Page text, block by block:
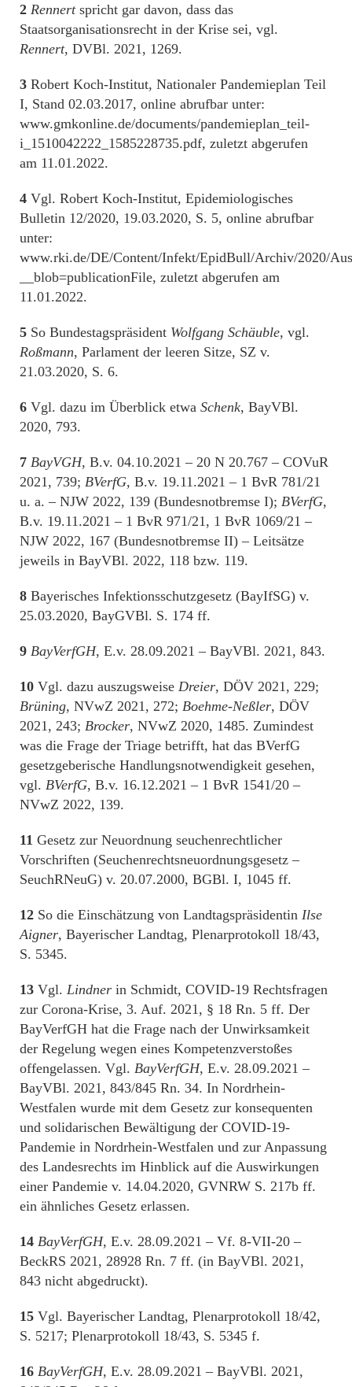
2 Rennert spricht gar davon, dass das
Staatsorganisationsrecht in der Krise sei, vgl.
Rennert, DVBl. 2021, 1269.
3 Robert Koch-Institut, Nationaler Pandemieplan Teil
I, Stand 02.03.2017, online abrufbar unter:
www.gmkonline.de/documents/pandemieplan_teil-
i_1510042222_1585228735.pdf, zuletzt abgerufen
am 11.01.2022.
4 Vgl. Robert Koch-Institut, Epidemiologisches
Bulletin 12/2020, 19.03.2020, S. 5, online abrufbar
unter:
www.rki.de/DE/Content/Infekt/EpidBull/Archiv/2020/
__blob=publicationFile, zuletzt abgerufen am
11.01.2022.
5 So Bundestagspräsident Wolfgang Schäuble, vgl.
Roßmann, Parlament der leeren Sitze, SZ v.
21.03.2020, S. 6.
6 Vgl. dazu im Überblick etwa Schenk, BayVBl.
2020, 793.
7 BayVGH, B.v. 04.10.2021 – 20 N 20.767 – COVuR
2021, 739; BVerfG, B.v. 19.11.2021 – 1 BvR 781/21
u. a. – NJW 2022, 139 (Bundesnotbremse I); BVerfG,
B.v. 19.11.2021 – 1 BvR 971/21, 1 BvR 1069/21 –
NJW 2022, 167 (Bundesnotbremse II) – Leitsätze
jeweils in BayVBl. 2022, 118 bzw. 119.
8 Bayerisches Infektionsschutzgesetz (BayIfSG) v.
25.03.2020, BayGVBl. S. 174 ff.
9 BayVerfGH, E.v. 28.09.2021 – BayVBl. 2021, 843.
10 Vgl. dazu auszugsweise Dreier, DÖV 2021, 229;
Brüning, NVwZ 2021, 272; Boehme-Neßler, DÖV
2021, 243; Brocker, NVwZ 2020, 1485. Zumindest
was die Frage der Triage betrifft, hat das BVerfG
gesetzgeberische Handlungsnotwendigkeit gesehen,
vgl. BVerfG, B.v. 16.12.2021 – 1 BvR 1541/20 –
NVwZ 2022, 139.
11 Gesetz zur Neuordnung seuchenrechtlicher
Vorschriften (Seuchenrechtsneuordnungsgesetz –
SeuchRNeuG) v. 20.07.2000, BGBl. I, 1045 ff.
12 So die Einschätzung von Landtagspräsidentin Ilse
Aigner, Bayerischer Landtag, Plenarprotokoll 18/43,
S. 5345.
13 Vgl. Lindner in Schmidt, COVID-19 Rechtsfragen
zur Corona-Krise, 3. Auf. 2021, § 18 Rn. 5 ff. Der
BayVerfGH hat die Frage nach der Unwirksamkeit
der Regelung wegen eines Kompetenzverstoßes
offengelassen. Vgl. BayVerfGH, E.v. 28.09.2021 –
BayVBl. 2021, 843/845 Rn. 34. In Nordrhein-
Westfalen wurde mit dem Gesetz zur konsequenten
und solidarischen Bewältigung der COVID-19-
Pandemie in Nordrhein-Westfalen und zur Anpassung
des Landesrechts im Hinblick auf die Auswirkungen
einer Pandemie v. 14.04.2020, GVNRW S. 217b ff.
ein ähnliches Gesetz erlassen.
14 BayVerfGH, E.v. 28.09.2021 – Vf. 8-VII-20 –
BeckRS 2021, 28928 Rn. 7 ff. (in BayVBl. 2021,
843 nicht abgedruckt).
15 Vgl. Bayerischer Landtag, Plenarprotokoll 18/42,
S. 5217; Plenarprotokoll 18/43, S. 5345 f.
16 BayVerfGH, E.v. 28.09.2021 – BayVBl. 2021,